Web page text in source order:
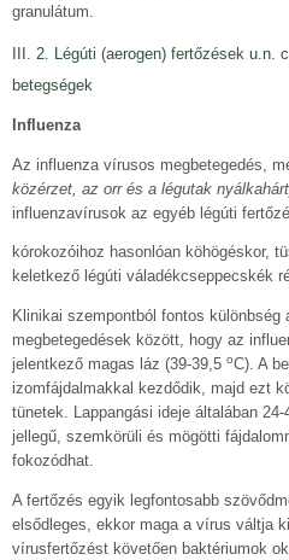
granulátum.
III. 2. Légúti (aerogen) fertőzések u.n.
betegségek
Influenza
Az influenza vírusos megbetegedés,
közérzet, az orr és a légutak
influenzavírusok az egyéb légúti
kórokozóihoz hasonlóan köhögéskor,
keletkező légúti váladékcseppecskék
Klinikai szempontból fontos különbség
megbetegedések között, hogy az
jelentkező magas láz (39-39,5 oC). A
izomfájdalmakkal kezdődik, majd ezt
tünetek. Lappangási ideje általában
jellegű, szemkörüli és mögötti
fokozódhat.
A fertőzés egyik legfontosabb
elsődleges, ekkor maga a vírus váltja
vírusfertőzést követően baktériumok